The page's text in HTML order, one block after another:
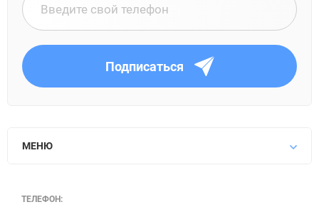
Подписаться
МЕНЮ
ТЕЛЕФОН: